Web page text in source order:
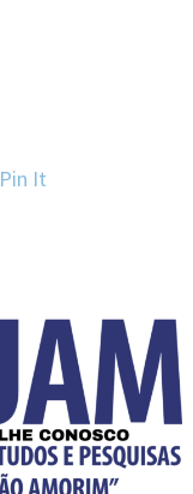
Pin It